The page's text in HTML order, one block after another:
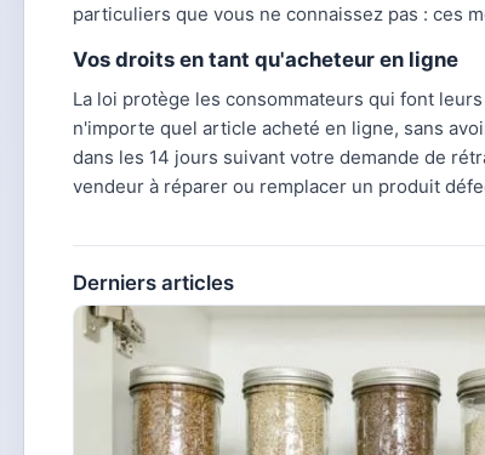
particuliers que vous ne connaissez pas : ces
Vos droits en tant qu'acheteur en ligne
La loi protège les consommateurs qui font
n'importe quel article acheté en ligne, sans
dans les 14 jours suivant votre demande de
vendeur à réparer ou remplacer un produit
Derniers articles